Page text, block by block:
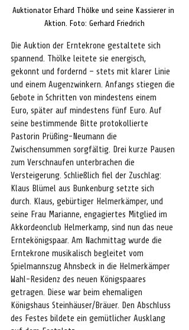
Auktionator Erhard Thölke und seine Kassierer in
Aktion. Foto: Gerhard Friedrich
Die Auktion der Erntekrone gestaltete sich
spannend. Thölke leitete sie energisch,
gekonnt und fordernd – stets mit klarer Linie
und einem Augenzwinkern. Anfangs stiegen die
Gebote in Schritten von mindestens einem
Euro, später auf mindestens fünf Euro. Auf
seine bestimmende Bitte protokollierte
Pastorin Prüßing-Neumann die
Zwischensummen sorgfältig. Drei kurze Pausen
zum Verschnaufen unterbrachen die
Versteigerung. Schließlich fiel der Zuschlag:
Klaus Blümel aus Bunkenburg setzte sich
durch. Klaus, gebürtiger Helmerkämper, und
seine Frau Marianne, engagiertes Mitglied im
Akkordeonclub Helmerkamp, sind nun das neue
Erntekönigspaar. Am Nachmittag wurde die
Erntekrone musikalisch begleitet vom
Spielmannszug Ahnsbeck in die Helmerkämper
Wahl-Residenz des neuen Königspaares
getragen. Diese war beim ehemaligen
Königshaus Steinhäuser/Bräuer. Den Abschluss
des Festes bildete ein gemütlicher Ausklang